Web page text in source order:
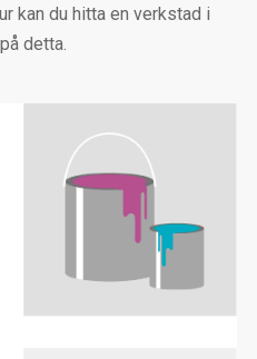
kan du hitta en verkstad i
detta.